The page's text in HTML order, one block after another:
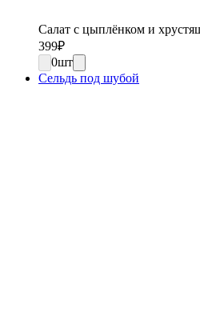
Салат с цыплёнком и
399₽
0шт
Сельдь под шубой